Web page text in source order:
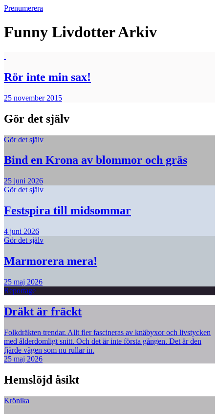
Prenumerera
Funny LivdotterArkiv
Rör inte min sax!
25 november 2015
Gör det själv
Gör det själv
Bind en Krona av blommor och gräs
25 juni 2026
Gör det själv
Festspira till midsommar
4 juni 2026
Gör det själv
Marmorera mera!
25 maj 2026
Reportage
Dräkt är fräckt
Folkdräkten trendar. Allt fler fascineras av knäbyxor och livstycken
med ålderdomligt snitt. Och det är inte första gången. Det är den
fjärde vågen som nu rullar in.
25 maj 2026
Hemslöjd åsikt
Krönika